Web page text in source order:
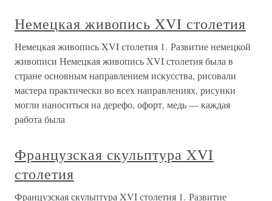
Немецкая живопись XVI столетия
Немецкая живопись XVI столетия 1. Развитие немецкой
живописи Немецкая живопись XVI столетия была в
стране основным направлением искусства, рисовали
мастера практически во всех направлениях, рисунки
могли наноситься на дерефо, офорт, медь — каждая
работа была
Французская скульптура XVI
столетия
Французская скульптура XVI столетия 1. Развитие